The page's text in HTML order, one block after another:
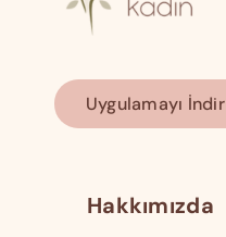
Uygulamayı İndir
Hakkımızda